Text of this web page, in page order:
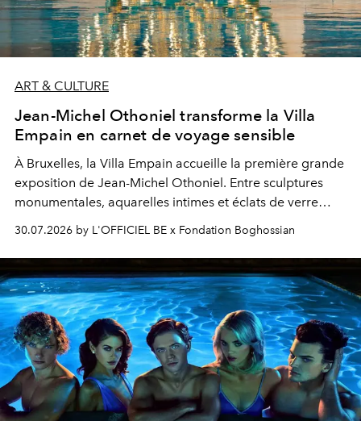
ART & CULTURE
Jean-Michel Othoniel transforme la Villa
Empain en carnet de voyage sensible
À Bruxelles, la Villa Empain accueille la première grande
exposition de Jean-Michel Othoniel. Entre sculptures
monumentales, aquarelles intimes et éclats de verre
émotionnel où chaque œuvre devient le souvenir
lumineux d’un voyage, d’une rencontre ou d’un
émerveillement.
30.07.2026 by L'OFFICIEL BE x Fondation Boghossian